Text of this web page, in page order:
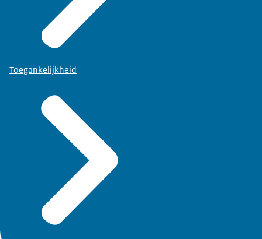
Toegankelijkheid